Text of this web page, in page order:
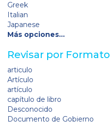
Greek
Italian
Japanese
Más opciones…
Revisar por Formato
articulo
Artículo
artículo
capítulo de libro
Desconocido
Documento de Gobierno